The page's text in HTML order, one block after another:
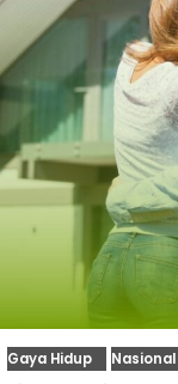
Gaya Hidup Nasional